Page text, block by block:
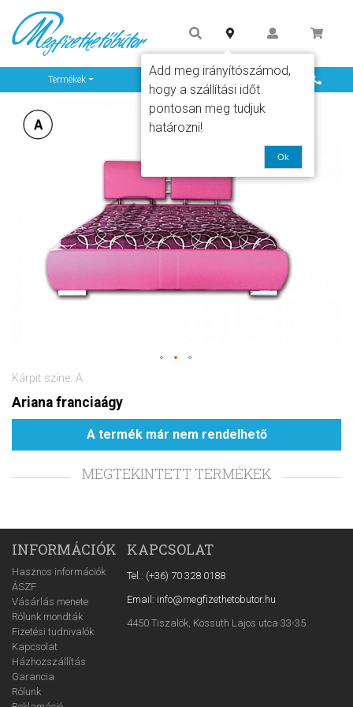
Termékek Info
Kárpit színe: A.
Ariana franciaágy
A termék már nem rendelhető
MEGTEKINTETT TERMÉKEK
INFORMÁCIÓK
Hasznos információk
ÁSZF
Vásárlás menete
Rólunk mondták
Fizetési tudnivalók
Kapcsolat
Házhozszállítás
Garancia
Rólunk
KAPCSOLAT
Tel.: (+36) 70 328 0188
Email: info@megfizethetobutor.hu
4450 Tiszalök, Kossuth Lajos utca 33-35.
Add meg irányítószámod,
hogy a szállítási időt
pontosan meg tudjuk
határozni!
Ok